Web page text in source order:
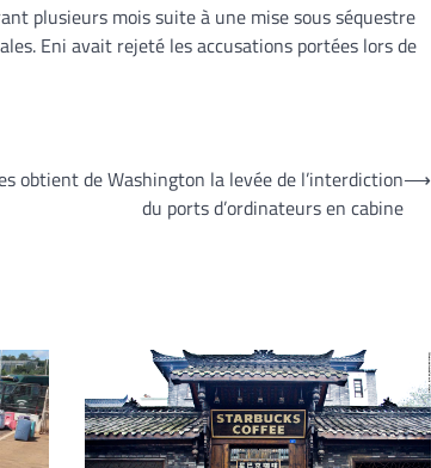
plusieurs mois suite à une mise sous séquestre
Eni avait rejeté les accusations portées lors de
obtient de Washington la levée de l’interdiction
du ports d’ordinateurs en cabine
⟶